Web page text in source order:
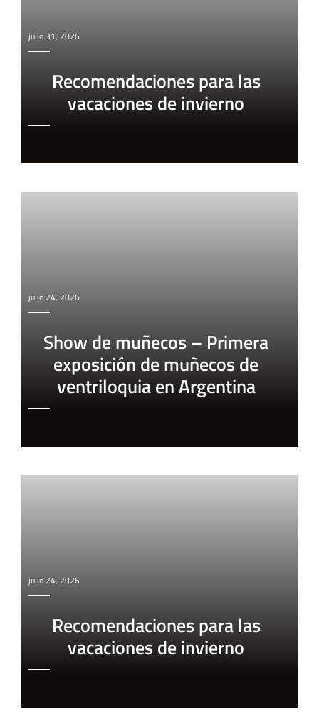
julio 31, 2026
Recomendaciones para las
vacaciones de invierno
julio 24, 2026
Show de muñecos – Primera
exposición de muñecos de
ventriloquia en Argentina
julio 24, 2026
Recomendaciones para las
vacaciones de invierno